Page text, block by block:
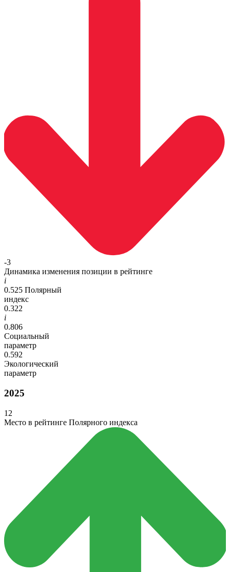
-3
Динамика изменения позиции в рейтинге
i
0.525 Полярный
индекс
0.322
i
0.806
Социальный
параметр
0.592
Экологический
параметр
2025
12
Место в рейтинге Полярного индекса